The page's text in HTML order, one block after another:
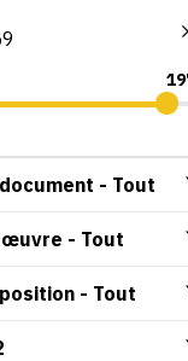
par image
- Tout
- Tout
- Tout